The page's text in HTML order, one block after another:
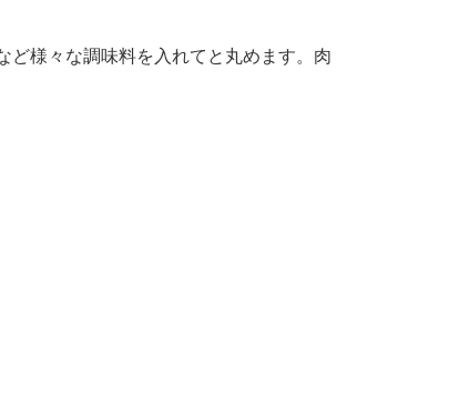
ど様々な調味料を入れてと丸めます。肉